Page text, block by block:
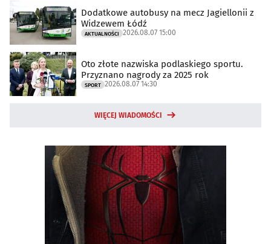
Dodatkowe autobusy na mecz Jagiellonii z
Widzewem Łódź
AKTUALNOŚCI 2026.08.07 15:00
Oto złote nazwiska podlaskiego sportu.
Przyznano nagrody za 2025 rok
SPORT 2026.08.07 14:30
WIĘCEJ WIADOMOŚCI